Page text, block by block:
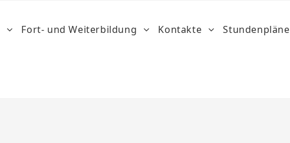
Fort- und Weiterbildung Kontakte Stundenpläne